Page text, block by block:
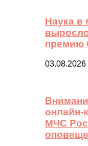
Наука в
премию
03.08.2026
онлайн-
МЧС